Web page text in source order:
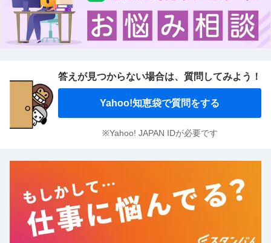
答えが見つからない場合は、 質問してみよう！
Yahoo!知恵袋で質問をする
※Yahoo! JAPAN IDが必要です